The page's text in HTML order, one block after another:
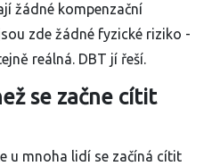
žádné kompenzační
zde žádné fyzické riziko -
reálná. DBT jí řeší.
se začne cítit
u mnoha lidí se začíná cítit